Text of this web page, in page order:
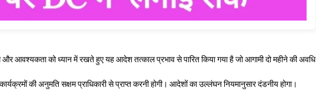
और आवश्यकता को ध्यान में रखते हुए यह आदेश तत्काल प्रभाव से पारित किया गया है जो आगामी दो महीने की अवधि
की अनुमति सक्षम प्राधिकारी से प्राप्त करनी होगी। आदेशों का उल्लंघन नियमानुसार दंडनीय होगा।